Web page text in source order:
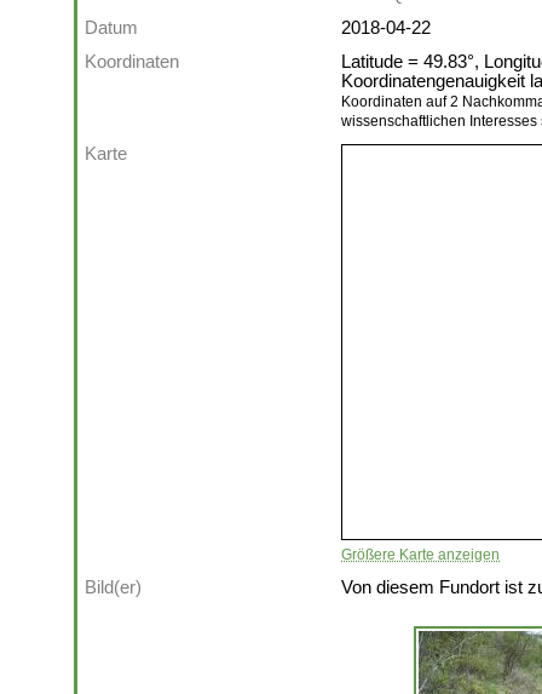
Datum
2018-04-22
Koordinaten
Latitude = 49.83°,
Koordinatengenauigkeit
Koordinaten auf 2
wissenschaftlichen
Karte
Größere Karte anzeigen
Bild(er) Von diesem Fundort ist